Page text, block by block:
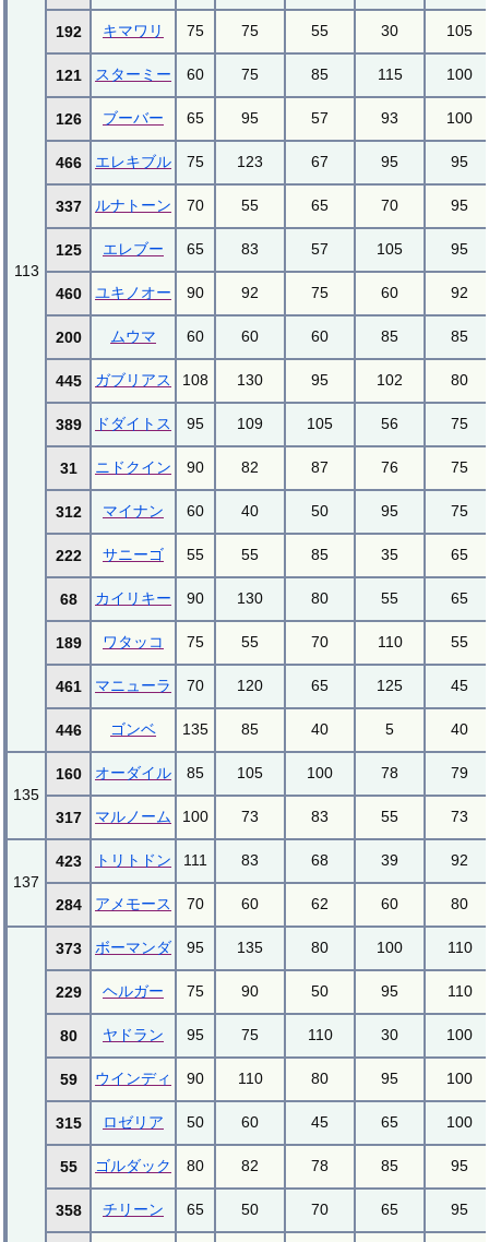
113
192 キマワリ 75 75 55 30 105
121 スターミー 60 75 85 115 100
126 ブーバー 65 95 57 93 100
466 エレキブル 75 123 67 95 95
337 ルナトーン 70 55 65 70 95
125 エレブー 65 83 57 105 95
460 ユキノオー 90 92 75 60 92
200 ムウマ 60 60 60 85 85
445 ガブリアス 108 130 95 102 80
389 ドダイトス 95 109 105 56 75
31 ニドクイン 90 82 87 76 75
312 マイナン 60 40 50 95 75
222 サニーゴ 55 55 85 35 65
68 カイリキー 90 130 80 55 65
189 ワタッコ 75 55 70 110 55
461 マニューラ 70 120 65 125 45
446 ゴンベ 135 85 40 5 40
135
160 オーダイル 85 105 100 78 79
317 マルノーム 100 73 83 55 73
137
423 トリトドン 111 83 68 39 92
284 アメモース 70 60 62 60 80
373 ボーマンダ 95 135 80 100 110
229 ヘルガー 75 90 50 95 110
80 ヤドラン 95 75 110 30 100
59 ウインディ 90 110 80 95 100
315 ロゼリア 50 60 45 65 100
55 ゴルダック 80 82 78 85 95
358 チリーン 65 50 70 65 95